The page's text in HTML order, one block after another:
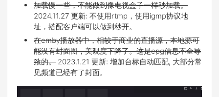
加载慢一些，不能做到像电视盒子一样秒加载。
2024.11.27 更新: 不使用rtmp，使用igmp协议地
址，搭配客户端可以做到秒开。
在emby播放器中，相较于商业的直播源，本地源可
能没有封面图，美观度下降了。这是epg信息不全导
致的。 2023.1.21 更新: 增加台标自动匹配, 大部分常
见频道已经有了封面。